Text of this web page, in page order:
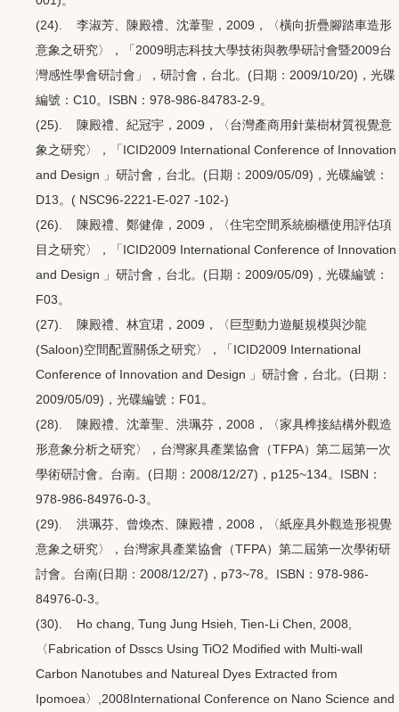
(24). 李淑芳、陳殿禮、沈葦聖，2009，〈橫向折疊腳踏車造形
意象之研究〉，「2009明志科技大學技術與教學研討會暨2009台
灣感性學會研討會」，研討會，台北。(日期：2009/10/20)，光碟
編號：C10。ISBN：978-986-84783-2-9。
(25). 陳殿禮、紀冠宇，2009，〈台灣產商用針葉樹材質視覺意
象之研究〉，「ICID2009 International Conference of Innovation
and Design 」研討會，台北。(日期：2009/05/09)，光碟編號：
D13。( NSC96-2221-E-027 -102-)
(26). 陳殿禮、鄭健偉，2009，〈住宅空間系統櫥櫃使用評估項
目之研究〉，「ICID2009 International Conference of Innovation
and Design 」研討會，台北。(日期：2009/05/09)，光碟編號：
F03。
(27). 陳殿禮、林宜珺，2009，〈巨型動力遊艇規模與沙龍
(Saloon)空間配置關係之研究〉，「ICID2009 International
Conference of Innovation and Design 」研討會，台北。(日期：
2009/05/09)，光碟編號：F01。
(28). 陳殿禮、沈葦聖、洪珮芬，2008，〈家具榫接結構外觀造
形意象分析之研究〉，台灣家具產業協會（TFPA）第二屆第一次
學術研討會。台南。(日期：2008/12/27)，p125~134。ISBN：
978-986-84976-0-3。
(29). 洪珮芬、曾煥杰、陳殿禮，2008，〈紙座具外觀造形視覺
意象之研究〉，台灣家具產業協會（TFPA）第二屆第一次學術研
討會。台南(日期：2008/12/27)，p73~78。ISBN：978-986-
84976-0-3。
(30). Ho chang, Tung Jung Hsieh, Tien-Li Chen, 2008,
〈Fabrication of Dsscs Using TiO2 Modified with Multi-wall
Carbon Nanotubes and Natureal Dyes Extracted from
Ipomoea〉,2008International Conference on Nano Science and